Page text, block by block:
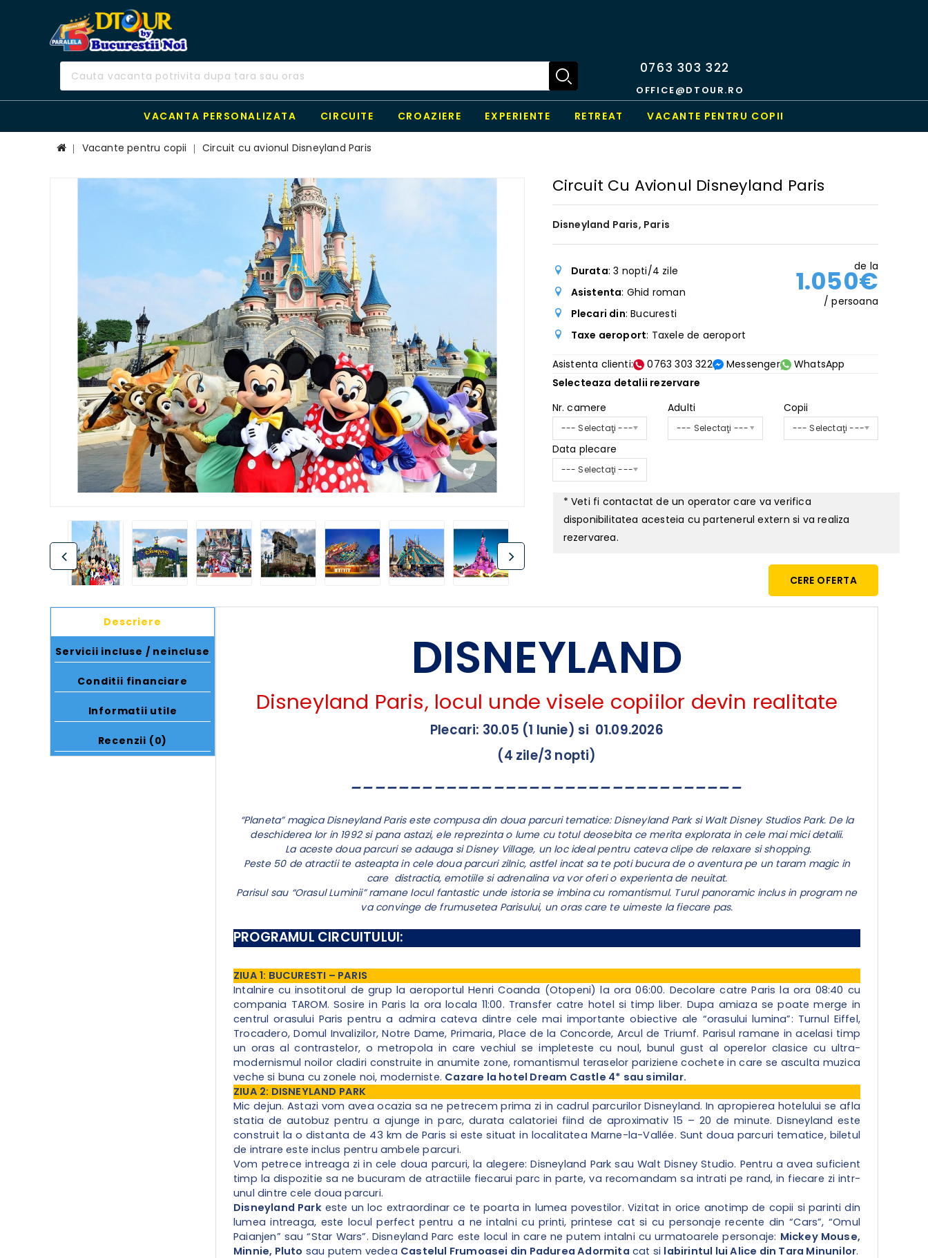
0763 303 322
OFFICE@DTOUR.RO
VACANTA PERSONALIZATA CIRCUITE CROAZIERE EXPERIENTE RETREAT VACANTE PENTRU COPII
Vacante pentru copii Circuit cu avionul Disneyland Paris
Circuit Cu Avionul Disneyland Paris
Disneyland Paris, Paris
Durata: 3 nopti/4 zile
Asistenta: Ghid roman
Plecari din: Bucuresti
Taxe aeroport: Taxele de aeroport
de la
1.050€
/ persoana
Asistenta clienti: 0763 303 322 Messenger
WhatsApp
Selecteaza detalii rezervare
Nr. camere
--- Selectaţi ---
Adulti
--- Selectaţi ---
Copii
--- Selectaţi ---
Data plecare
--- Selectaţi ---
* Veti fi contactat de un operator care va verifica
disponibilitatea acesteia cu partenerul extern si va realiza
rezervarea.
CERE OFERTA
Descriere
Servicii incluse / neincluse
Conditii financiare
Informatii utile
Recenzii (0)
DISNEYLAND
Disneyland Paris, locul unde visele copiilor devin realitate
Plecari: 30.05 (1 Iunie) si 01.09.2026
(4 zile/3 nopti)
_________________________________
“Planeta” magica Disneyland Paris este compusa din doua parcuri tematice: Disneyland Park si Walt Disney Studios Park. De la
deschiderea lor in 1992 si pana astazi, ele reprezinta o lume cu totul deosebita ce merita explorata in cele mai mici detalii.
La aceste doua parcuri se adauga si Disney Village, un loc ideal pentru cateva clipe de relaxare si shopping.
Peste 50 de atractii te asteapta in cele doua parcuri zilnic, astfel incat sa te poti bucura de o aventura pe un taram magic in
care distractia, emotiile si adrenalina va vor oferi o experienta de neuitat.
Parisul sau “Orasul Luminii” ramane locul fantastic unde istoria se imbina cu romantismul. Turul panoramic inclus in program ne
va convinge de frumusetea Parisului, un oras care te uimeste la fiecare pas.
PROGRAMUL CIRCUITULUI:
ZIUA 1: BUCURESTI – PARIS
Intalnire cu insotitorul de grup la aeroportul Henri Coanda (Otopeni) la ora 06:00. Decolare catre Paris la ora 08:40 cu
compania TAROM. Sosire in Paris la ora locala 11:00. Transfer catre hotel si timp liber. Dupa amiaza se poate merge in
centrul orasului Paris pentru a admira cateva dintre cele mai importante obiective ale “orasului lumina”: Turnul Eiffel,
Trocadero, Domul Invalizilor, Notre Dame, Primaria, Place de la Concorde, Arcul de Triumf. Parisul ramane in acelasi timp
un oras al contrastelor, o metropola in care vechiul se impleteste cu noul, bunul gust al operelor clasice cu ultra-
modernismul noilor cladiri construite in anumite zone, romantismul teraselor pariziene cochete in care se asculta muzica
veche si buna cu zonele noi, moderniste. Cazare la hotel Dream Castle 4* sau similar.
ZIUA 2: DISNEYLAND PARK
Mic dejun. Astazi vom avea ocazia sa ne petrecem prima zi in cadrul parcurilor Disneyland. In apropierea hotelului se afla
statia de autobuz pentru a ajunge in parc, durata calatoriei fiind de aproximativ 15 – 20 de minute. Disneyland este
construit la o distanta de 43 km de Paris si este situat in localitatea Marne-la-Vallée. Sunt doua parcuri tematice, biletul
de intrare este inclus pentru ambele parcuri.
Vom petrece intreaga zi in cele doua parcuri, la alegere: Disneyland Park sau Walt Disney Studio. Pentru a avea suficient
timp la dispozitie sa ne bucuram de atractiile fiecarui parc in parte, va recomandam sa intrati pe rand, in fiecare zi intr-
unul dintre cele doua parcuri.
Disneyland Parkeste un loc extraordinar ce te poarta in lumea povestilor. Vizitat in orice anotimp de copii si parinti din
lumea intreaga, este locul perfect pentru a ne intalni cu printi, printese cat si cu personaje recente din “Cars”, “Omul
Paianjen” sau “Star Wars”. Disneyland Parc este locul in care ne putem intalni cu urmatoarele personaje: Mickey Mouse,
Minnie, Pluto sau putem vedea Castelul Frumoasei din Padurea Adormita cat si labirintul lui Alice din Tara Minunilor.